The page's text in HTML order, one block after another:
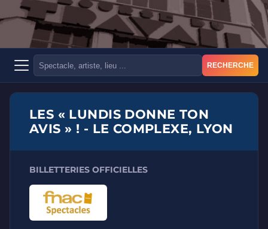
RECHERCHE
LES « LUNDIS DONNE TON
AVIS » ! - LE COMPLEXE, LYON
BILLETTERIES OFFICIELLES